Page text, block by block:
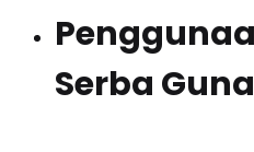
Serba Guna